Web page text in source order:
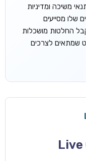
משיכה ומדיניות
שלו מסייעים
החלטות מושכלות
שמתאים לצרכים
Live